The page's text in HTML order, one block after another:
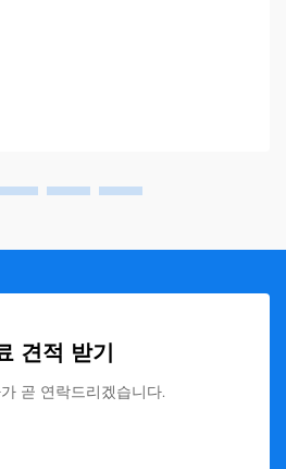
견적 받기
곧 연락드리겠습니다.